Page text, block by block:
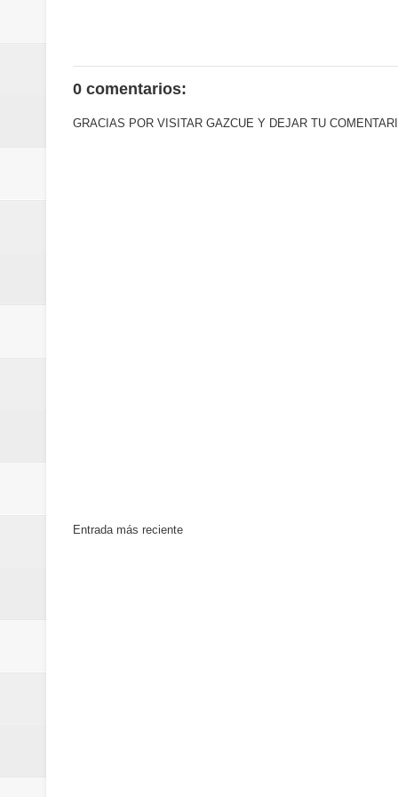
0 comentarios:
GRACIAS POR VISITAR GAZCUE Y DEJAR TU
Entrada más reciente